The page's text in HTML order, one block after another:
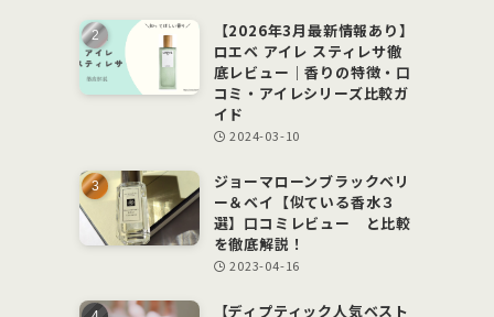
【2026年3月最新情報あり】
ロエベ アイレ スティレサ徹
底レビュー｜香りの特徴・口
コミ・アイレシリーズ比較ガ
イド
2024-03-10
ジョーマローンブラックベリ
ー＆ベイ【似ている香水３
選】口コミレビュー と比較
を徹底解説！
2023-04-16
【ディプティック人気ベスト